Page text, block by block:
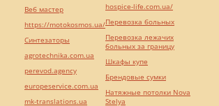
Веб мастер
https://motokosmos.ua/
Синтезаторы
agrotechnika.com.ua
perevod.agency
europeservice.com.ua
mk-translations.ua
hospice-life.com.ua/
Перевозка больных
Перевозка лежачих
больных за границу
Шкафы купе
Брендовые сумки
Натяжные потолки Nova
Stelya